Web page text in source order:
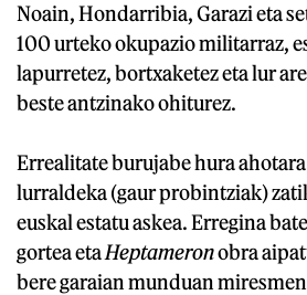
Noain, Hondarribia, Garazi eta
100 urteko okupazio militarraz,
lapurretez, bortxaketez eta lur
beste antzinako ohiturez.
Errealitate burujabe hura
lurraldeka (gaur probintziak)
euskal estatu askea. Erregina
gortea etaHeptameronobra
bere garaian munduan